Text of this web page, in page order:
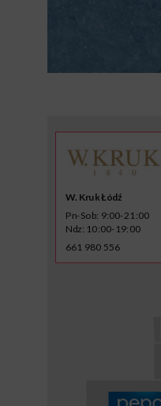
W. Kruk Łódź
Pn-Sob: 9:00-21:00
Ndz: 10:00-19:00
661 980 556